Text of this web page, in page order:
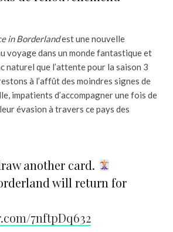
in Borderlandest une nouvelle
voyage dans un monde fantastique et
naturel que l’attente pour la saison 3
à l’affût des moindres signes de
impatients d’accompagner une fois de
évasion à travers ce pays des
another card.
will return for
7nftpDq632